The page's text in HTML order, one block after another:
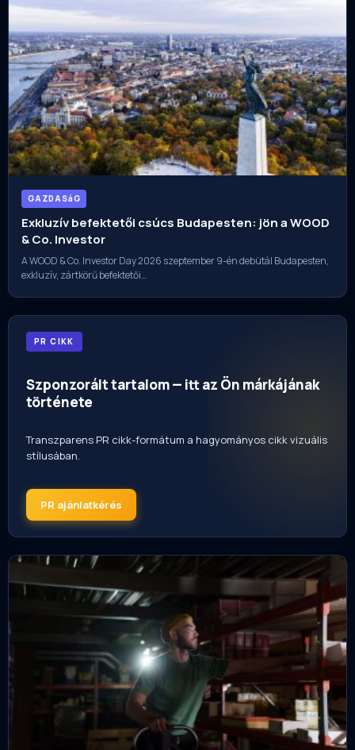
GAZDASáG
Exkluzív befektetői csúcs Budapesten: jön a WOOD
& Co. Investor
A WOOD & Co. Investor Day 2026 szeptember 9-én debütál Budapesten,
exkluzív, zártkörű befektetői…
PR CIKK
Szponzorált tartalom — itt az Ön márkájának
története
Transzparens PR cikk-formátum a hagyományos cikk vizuális
stílusában.
PR ajánlatkérés